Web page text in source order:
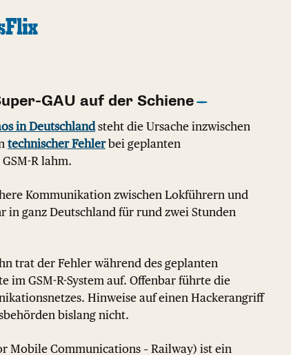
GAU auf der Schiene
in Deutschlandsteht die Ursache inzwischen
technischer Fehlerbei geplanten
R lahm.
Kommunikation zwischen Lokführern und
ganz Deutschland für rund zwei Stunden
trat der Fehler während des geplanten
im GSM-R-System auf. Offenbar führte die
Hinweise auf einen Hackerangriff
bislang nicht.
Mobile Communications – Railway) ist ein